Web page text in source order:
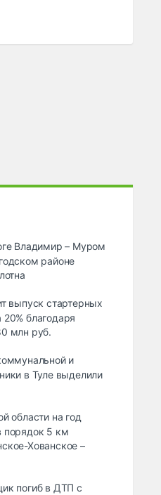
Владимир – Муром
районе
выпуск стартерных
благодаря
млн руб.
и
в Туле выделили
области на год
порядок 5 км
Хованское –
погиб в ДТП с